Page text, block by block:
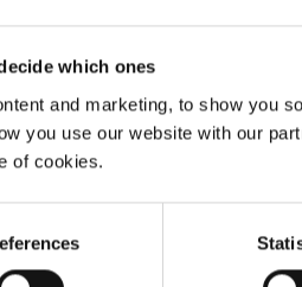
which ones
and marketing, to show you
you use our website with our
of cookies.
Udover
- Blue
andre, der
lysbjælke
kan
- Blinklys:
i et holdbart